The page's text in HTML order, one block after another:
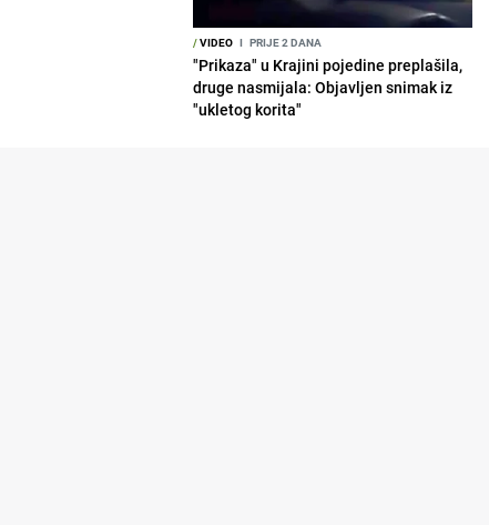
/VIDEO I PRIJE 2 DANA
"Prikaza" u Krajini pojedine preplašila,
druge nasmijala: Objavljen snimak iz
"ukletog korita"